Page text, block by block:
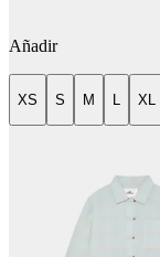
Añadir
XS S M XL